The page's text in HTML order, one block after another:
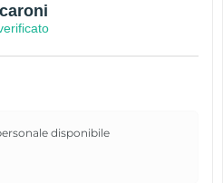
disponibile